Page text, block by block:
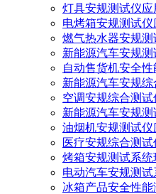
灯具安规测试仪应
电烤箱安规测试仪
燃气热水器安规
新能源汽车安规测
自动售货机安全
新能源汽车安规
空调安规综合测
新能源汽车安规
油烟机安规测试仪
医疗安规综合测
烤箱安规测试系统
电动汽车安规测试
冰箱产品安全性能